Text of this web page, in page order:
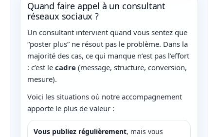
Quand faire appel à un consultant
réseaux sociaux ?
Un consultant intervient quand vous sentez que
“poster plus” ne résout pas le problème. Dans la
majorité des cas, ce qui manque n’est pas l’effort
: c’est le cadre (message, structure, conversion,
mesure).
Voici les situations où notre accompagnement
apporte le plus de valeur :
Vous publiez régulièrement, mais vous